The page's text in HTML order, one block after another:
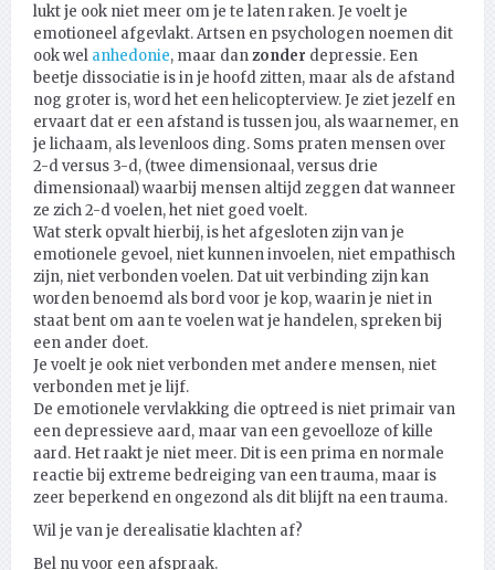
lukt je ook niet meer om je te laten raken. Je voelt je
emotioneel afgevlakt. Artsen en psychologen noemen dit
ook wel anhedonie, maar danzonder depressie. Een
beetje dissociatie is in je hoofd zitten, maar als de afstand
nog groter is, word het een helicopterview. Je ziet jezelf en
ervaart dat er een afstand is tussen jou, als waarnemer, en
je lichaam, als levenloos ding. Soms praten mensen over
2-d versus 3-d, (twee dimensionaal, versus drie
dimensionaal) waarbij mensen altijd zeggen dat wanneer
ze zich 2-d voelen, het niet goed voelt.
Wat sterk opvalt hierbij, is het afgesloten zijn van je
emotionele gevoel, niet kunnen invoelen, niet empathisch
zijn, niet verbonden voelen. Dat uit verbinding zijn kan
worden benoemd als bord voor je kop, waarin je niet in
staat bent om aan te voelen wat je handelen, spreken bij
een ander doet.
Je voelt je ook niet verbonden met andere mensen, niet
verbonden met je lijf.
De emotionele vervlakking die optreed is niet primair van
een depressieve aard, maar van een gevoelloze of kille
aard. Het raakt je niet meer. Dit is een prima en normale
reactie bij extreme bedreiging van een trauma, maar is
zeer beperkend en ongezond als dit blijft na een trauma.
Wil je van je derealisatie klachten af?
Bel nu voor een afspraak.